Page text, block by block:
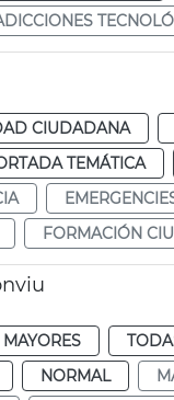
CIUDADANA
TEMÁTICA
FORMACIÓN
MAYORES
NORMAL